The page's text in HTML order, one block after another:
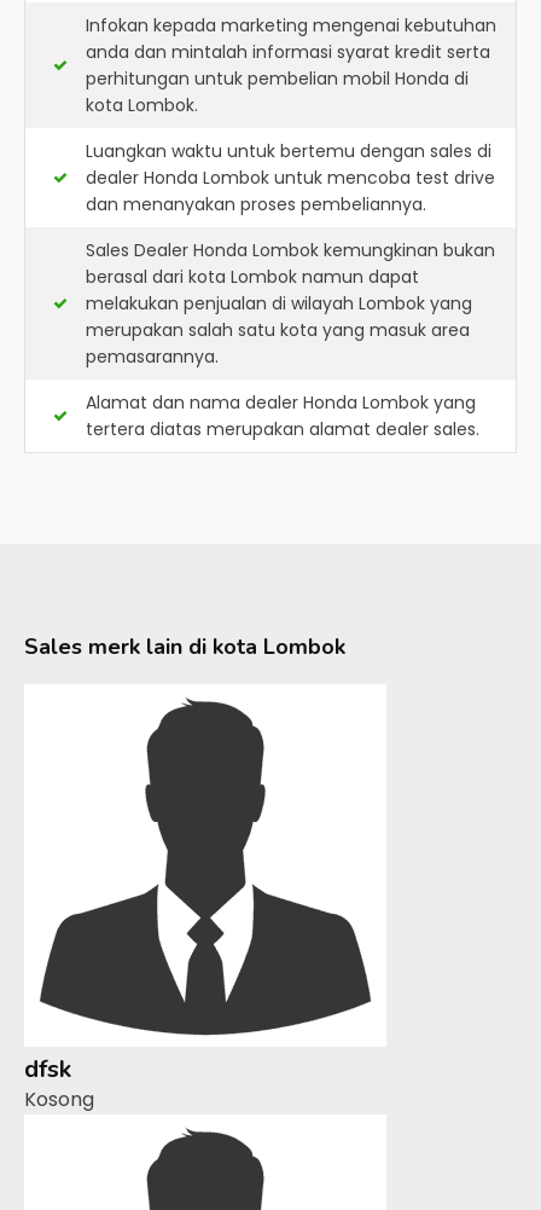
Infokan kepada marketing mengenai kebutuhan
anda dan mintalah informasi syarat kredit serta
perhitungan untuk pembelian mobil Honda di
kota Lombok.
Luangkan waktu untuk bertemu dengan sales di
dealer Honda Lombok untuk mencoba test drive
dan menanyakan proses pembeliannya.
Sales Dealer Honda Lombok kemungkinan bukan
berasal dari kota Lombok namun dapat
melakukan penjualan di wilayah Lombok yang
merupakan salah satu kota yang masuk area
pemasarannya.
Alamat dan nama dealer Honda Lombok yang
tertera diatas merupakan alamat dealer sales.
Sales merk lain di kota Lombok
dfsk
Kosong